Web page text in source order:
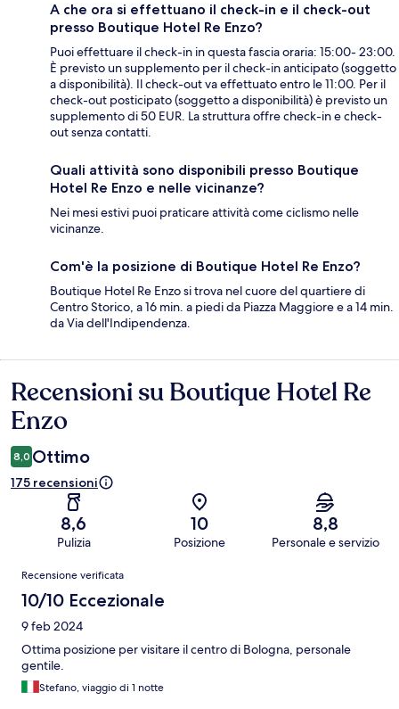
A che ora si effettuano il check-in e il check-out
presso Boutique Hotel Re Enzo?
Puoi effettuare il check-in in questa fascia oraria: 15:00- 23:00.
È previsto un supplemento per il check-in anticipato (soggetto
a disponibilità). Il check-out va effettuato entro le 11:00. Per il
check-out posticipato (soggetto a disponibilità) è previsto un
supplemento di 50 EUR. La struttura offre check-in e check-
out senza contatti.
Quali attività sono disponibili presso Boutique
Hotel Re Enzo e nelle vicinanze?
Nei mesi estivi puoi praticare attività come ciclismo nelle
vicinanze.
Com'è la posizione di Boutique Hotel Re Enzo?
Boutique Hotel Re Enzo si trova nel cuore del quartiere di
Centro Storico, a 16 min. a piedi da Piazza Maggiore e a 14 min.
da Via dell'Indipendenza.
Recensioni
Recensioni su Boutique Hotel Re
Enzo
8,0 Ottimo
175 recensioni
8,6
Pulizia
10
Posizione
8,8
Personale e servizio
Recensioni
Recensione verificata
10/10 Eccezionale
9 feb 2024
Ottima posizione per visitare il centro di Bologna, personale
gentile.
Stefano, viaggio di 1 notte